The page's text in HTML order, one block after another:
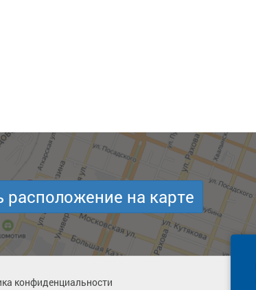
расположение на карте
конфиденциальности